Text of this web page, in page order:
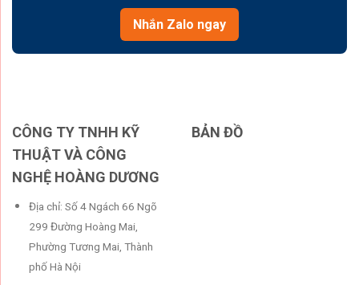
Nhắn Zalo ngay
CÔNG TY TNHH KỸ
THUẬT VÀ CÔNG
NGHỆ HOÀNG DƯƠNG
Địa chỉ: Số 4 Ngách 66 Ngõ
299 Đường Hoàng Mai,
Phường Tương Mai, Thành
phố Hà Nội
BẢN ĐỒ